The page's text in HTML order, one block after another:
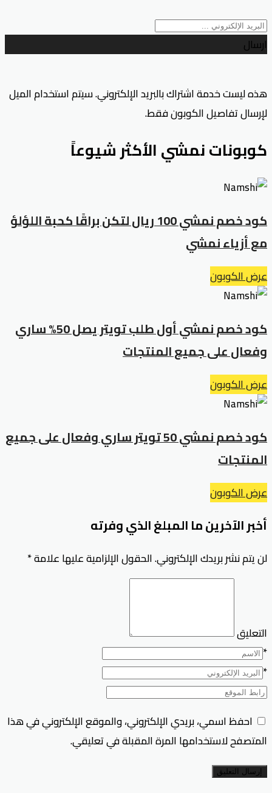
ارسال
هذه ليست خدمة اشتراك بالبريد الإلكتروني. سيتم استخدام الميل
لإرسال تفاصيل الكوبون فقط.
كوبونات نمشي الأكثر شيوعاً
كود خصم نمشي 100 ريال لتكن براقًا كحبة اللؤلؤ
مع أزياء نمشي
عرض الكوبون
كود خصم نمشي أول طلب تويتر يصل 50% ساري
وفعال على جميع المنتجات
عرض الكوبون
كود خصم نمشي 50 تويتر ساري وفعال على جميع
المنتجات
عرض الكوبون
أخبر الآخرين ما المبلغ الذي وفرته
لن يتم نشر بريدك الإلكتروني.الحقول الإلزامية عليها علامة*
التعليق
*
*
احفظ اسمي، بريدي الإلكتروني، والموقع الإلكتروني في هذا
المتصفح لاستخدامها المرة المقبلة في تعليقي.
إرسال التعليق